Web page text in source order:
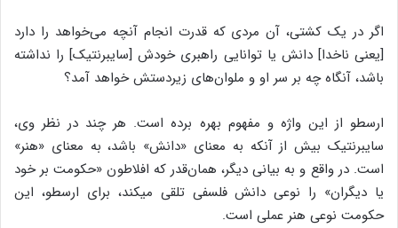
اگر در یک کشتی، آن مردی که قدرت انجام آنچه می‌خواهد را دارد
[یعنی ناخدا] دانش یا توانایی راهبری خودش [سایبرنتیک] را نداشته
باشد، آنگاه چه بر سر او و ملوان‌های زیردستش خواهد آمد؟
ارسطو از این واژه و مفهوم بهره برده است. هر چند در نظر وی،
سایبرنتیک بیش از آنکه به معنای «دانش» باشد، به معنای «هنر»
است. در واقع و به بیانی دیگر، همان‌قدر که افلاطون «حکومت بر خود
یا دیگران» را نوعی دانش فلسفی تلقی می­کند، برای ارسطو، این
حکومت نوعی هنر عملی است.